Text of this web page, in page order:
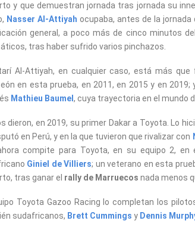
y que demuestran jornada tras jornada su
Nasser Al-Attiyah ocupaba, antes de la
general, a poco más de cinco minutos
tras haber sufrido varios pinchazos.
Al-Attiyah, en cualquier caso, está más que
en esta prueba, en 2011, en 2015 y en
Mathieu Baumel , cuya trayectoria en el mundo
dieron, en 2019, su primer Dakar a Toyota. Lo
en Perú, y en la que tuvieron que rivalizar con
compite para Toyota, en su equipo 2,
Giniel de Villiers; un veterano en esta
tras ganar el rally de Marruecos nada menos
Toyota Gazoo Racing lo completan los
sudafricanos, Brett Cummings y Dennis